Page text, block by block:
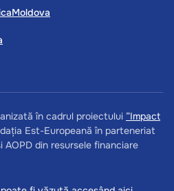
în cadrul proiectului ”Impact
Est-Europeană în parteneriat
AOPD din resursele financiare